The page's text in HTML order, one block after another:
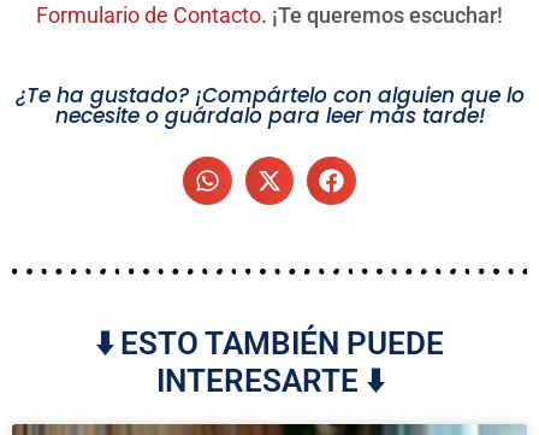
Formulario de Contacto. ¡Te queremos escuchar!
¿Te ha gustado? ¡Compártelo con alguien que lo
necesite o guárdalo para leer más tarde!
⬇️ ESTO TAMBIÉN PUEDE
INTERESARTE ⬇️